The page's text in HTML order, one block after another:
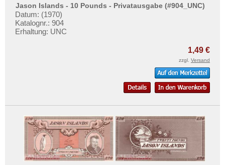
Impressum
Jason Islands - 10 Pounds - Privatausgabe (#904_UNC)
Datum: (1970)
Katalognr.: 904
Erhaltung: UNC
1,49 €
zzgl. Versand